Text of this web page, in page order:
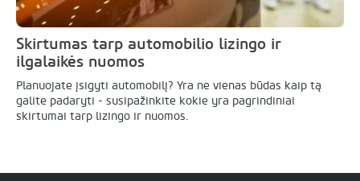
Skirtumas tarp automobilio lizingo ir
ilgalaikės nuomos
Planuojate įsigyti automobilį? Yra ne vienas būdas kaip tą
galite padaryti - susipažinkite kokie yra pagrindiniai
skirtumai tarp lizingo ir nuomos.